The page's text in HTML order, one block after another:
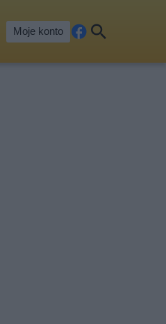
Moje konto
cebkaj